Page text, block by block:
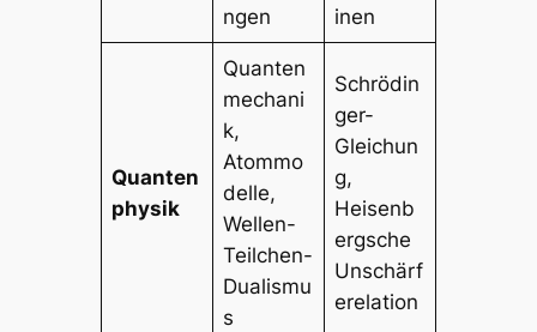
ngen
inen
Quanten
physik
Quanten
mechani
k,
Atommo
delle,
Wellen-
Teilchen-
Dualismu
s
Schrödin
ger-
Gleichun
g,
Heisenb
ergsche
Unschärf
erelation